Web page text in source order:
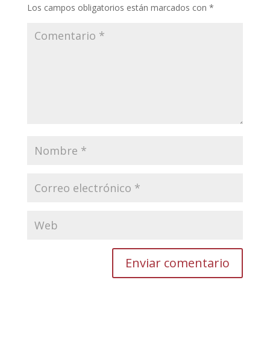
Los campos obligatorios están marcados con *